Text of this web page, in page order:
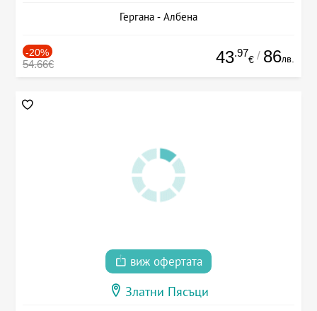
Гергана - Албена
-20%
54.66€ 43.97
€ / 86лв.
виж офертата
Златни Пясъци